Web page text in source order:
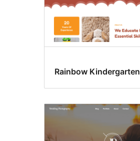
Rainbow Kindergarten